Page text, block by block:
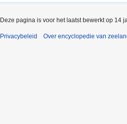
Deze pagina is voor het laatst bewerkt op 14
Privacybeleid Over encyclopedie van